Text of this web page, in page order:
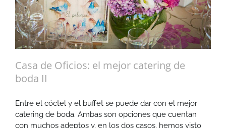
Casa de Oficios: el mejor catering de
boda II
Entre el cóctel y el buffet se puede dar con el mejor
catering de boda. Ambas son opciones que cuentan
con muchos adeptos y, en los dos casos, hemos visto